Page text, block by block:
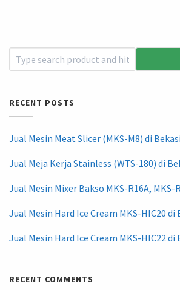
RECENT POSTS
Jual Mesin Meat Slicer (MKS-M8) di Bekasi
Jual Meja Kerja Stainless (WTS-180) di
Jual Mesin Mixer Bakso MKS-R16A, MKS-
Jual Mesin Hard Ice Cream MKS-HIC20 di
Jual Mesin Hard Ice Cream MKS-HIC22 di
RECENT COMMENTS